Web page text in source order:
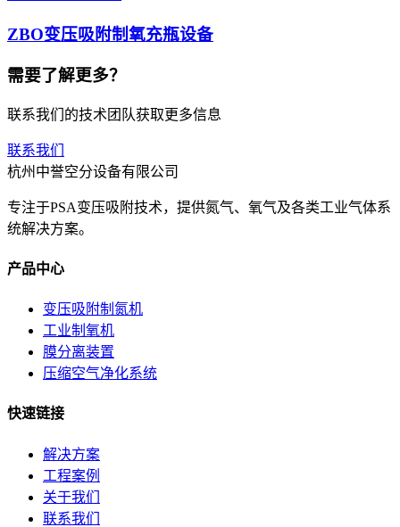
ZBO变压吸附制氧充瓶设备
需要了解更多？
联系我们的技术团队获取更多信息
联系我们
杭州中誉空分设备有限公司
专注于PSA变压吸附技术，提供氮气、氧气及各类工业气体系
统解决方案。
产品中心
变压吸附制氮机
工业制氧机
膜分离装置
压缩空气净化系统
快速链接
解决方案
工程案例
关于我们
联系我们